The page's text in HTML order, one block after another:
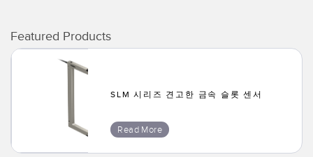
코드셋
Featured Products
SLM 시리즈 견고한 금속 슬롯 센서
Read More